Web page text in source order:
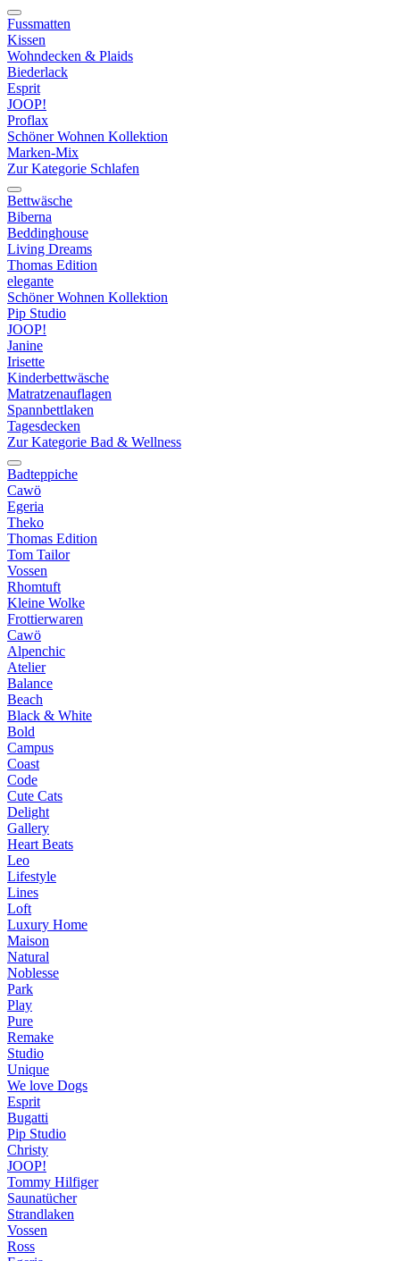
Fussmatten
Kissen
Wohndecken & Plaids
Biederlack
Esprit
JOOP!
Proflax
Schöner Wohnen Kollektion
Marken-Mix
Zur Kategorie Schlafen
Bettwäsche
Biberna
Beddinghouse
Living Dreams
Thomas Edition
elegante
Schöner Wohnen Kollektion
Pip Studio
JOOP!
Janine
Irisette
Kinderbettwäsche
Matratzenauflagen
Spannbettlaken
Tagesdecken
Zur Kategorie Bad & Wellness
Badteppiche
Cawö
Egeria
Theko
Thomas Edition
Tom Tailor
Vossen
Rhomtuft
Kleine Wolke
Frottierwaren
Cawö
Alpenchic
Atelier
Balance
Beach
Black & White
Bold
Campus
Coast
Code
Cute Cats
Delight
Gallery
Heart Beats
Leo
Lifestyle
Lines
Loft
Luxury Home
Maison
Natural
Noblesse
Park
Play
Pure
Remake
Studio
Unique
We love Dogs
Esprit
Bugatti
Pip Studio
Christy
JOOP!
Tommy Hilfiger
Saunatücher
Strandlaken
Vossen
Ross